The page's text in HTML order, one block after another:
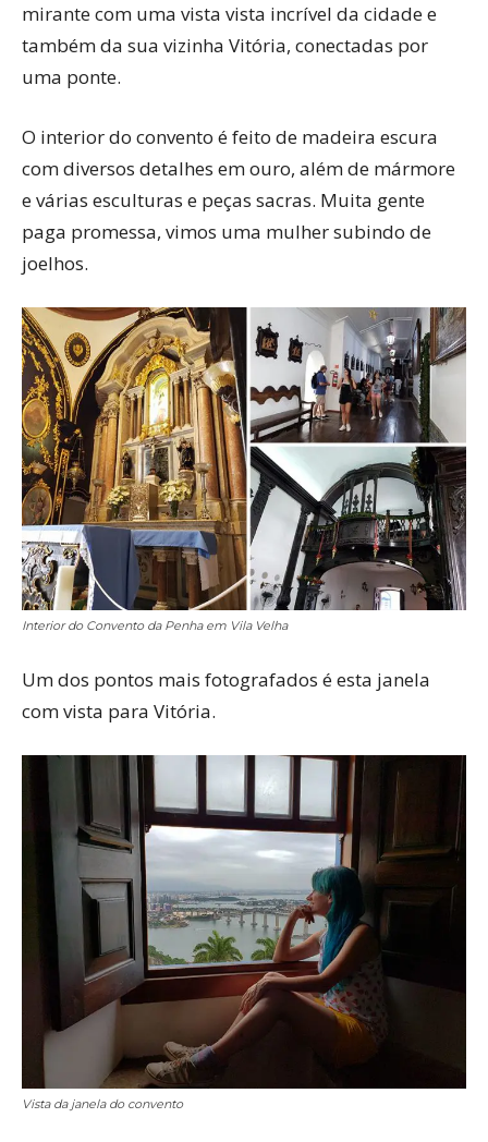
mirante com uma vista vista incrível da cidade e
também da sua vizinha Vitória, conectadas por
uma ponte.
O interior do convento é feito de madeira escura
com diversos detalhes em ouro, além de mármore
e várias esculturas e peças sacras. Muita gente
paga promessa, vimos uma mulher subindo de
joelhos.
Interior do Convento da Penha em Vila Velha
Um dos pontos mais fotografados é esta janela
com vista para Vitória.
Vista da janela do convento